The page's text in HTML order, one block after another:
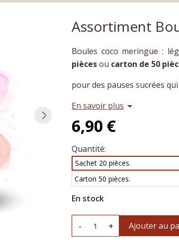
Assortiment
Boules coco meringue :
piècesou carton de 50
pour des pauses sucrées
En savoir plus arrow_drop_down
6,90 €
Quantité:
Sachet 20 pièces.
Carton 50 pièces.
- + Ajouter au
En stock